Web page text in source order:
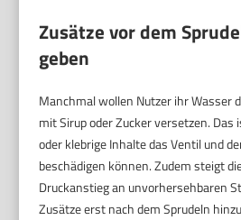
Zusätze vor dem
geben
Manchmal wollen Nutzer ihr Wasser
mit Sirup oder Zucker versetzen.
oder klebrige Inhalte das Ventil und
beschädigen können. Zudem steigt
Druckanstieg an unvorhersehbaren
Zusätze erst nach dem Sprudeln